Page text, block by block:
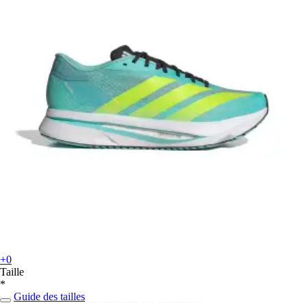
+0
Taille
*
Guide des tailles